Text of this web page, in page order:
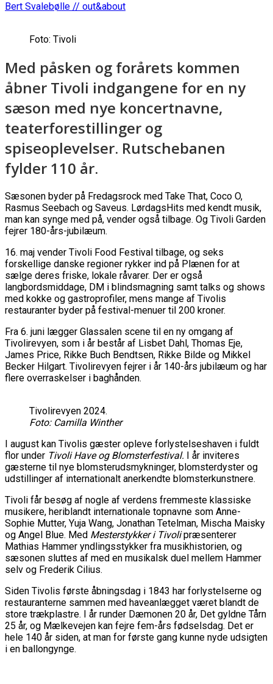
Bert Svalebølle // out&about
Foto: Tivoli
Med påsken og forårets kommen
åbner Tivoli indgangene for en ny
sæson med nye koncertnavne,
teaterforestillinger og
spiseoplevelser. Rutschebanen
fylder 110 år.
Sæsonen byder på Fredagsrock med Take That, Coco O,
Rasmus Seebach og Saveus. LørdagsHits med kendt musik,
man kan synge med på, vender også tilbage. Og Tivoli Garden
fejrer 180-års-jubilæum.
16. maj vender Tivoli Food Festival tilbage, og seks
forskellige danske regioner rykker ind på Plænen for at
sælge deres friske, lokale råvarer. Der er også
langbordsmiddage, DM i blindsmagning samt talks og shows
med kokke og gastroprofiler, mens mange af Tivolis
restauranter byder på festival-menuer til 200 kroner.
Fra 6. juni lægger Glassalen scene til en ny omgang af
Tivolirevyen, som i år består af Lisbet Dahl, Thomas Eje,
James Price, Rikke Buch Bendtsen, Rikke Bilde og Mikkel
Becker Hilgart. Tivolirevyen fejrer i år 140-års jubilæum og har
flere overraskelser i baghånden.
Tivolirevyen 2024.
Foto: Camilla Winther
I august kan Tivolis gæster opleve forlystelseshaven i fuldt
flor under Tivoli Have og Blomsterfestival. I år inviteres
gæsterne til nye blomsterudsmykninger, blomsterdyster og
udstillinger af internationalt anerkendte blomsterkunstnere.
Tivoli får besøg af nogle af verdens fremmeste klassiske
musikere, heriblandt internationale topnavne som Anne-
Sophie Mutter, Yuja Wang, Jonathan Tetelman, Mischa Maisky
og Angel Blue. Med Mesterstykker i Tivolipræsenterer
Mathias Hammer yndlingsstykker fra musikhistorien, og
sæsonen sluttes af med en musikalsk duel mellem Hammer
selv og Frederik Cilius.
Siden Tivolis første åbningsdag i 1843 har forlystelserne og
restauranterne sammen med haveanlægget været blandt de
store trækplastre. I år runder Dæmonen 20 år, Det gyldne Tårn
25 år, og Mælkevejen kan fejre fem-års fødselsdag. Det er
hele 140 år siden, at man for første gang kunne nyde udsigten
i en ballongynge.